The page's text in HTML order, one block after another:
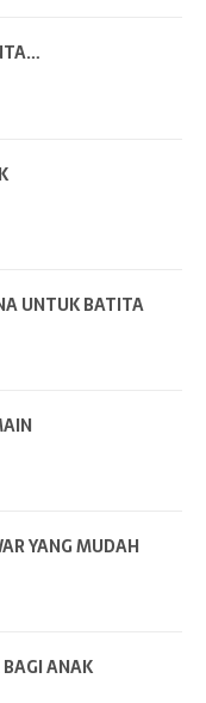
UNTUK BATITA
YANG MUDAH
ANAK